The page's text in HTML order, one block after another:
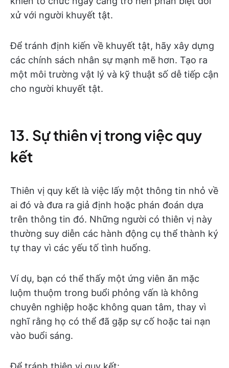
xử với người khuyết tật.
Để tránh định kiến về khuyết tật, hãy xây dựng
các chính sách nhân sự mạnh mẽ hơn. Tạo ra
một môi trường vật lý và kỹ thuật số dễ tiếp cận
cho người khuyết tật.
13. Sự thiên vị trong việc quy
kết
Thiên vị quy kết là việc lấy một thông tin nhỏ về
ai đó và đưa ra giả định hoặc phán đoán dựa
trên thông tin đó. Những người có thiên vị này
thường suy diễn các hành động cụ thể thành ký
tự thay vì các yếu tố tình huống.
Ví dụ, bạn có thể thấy một ứng viên ăn mặc
luộm thuộm trong buổi phỏng vấn là không
chuyên nghiệp hoặc không quan tâm, thay vì
nghĩ rằng họ có thể đã gặp sự cố hoặc tai nạn
vào buổi sáng.